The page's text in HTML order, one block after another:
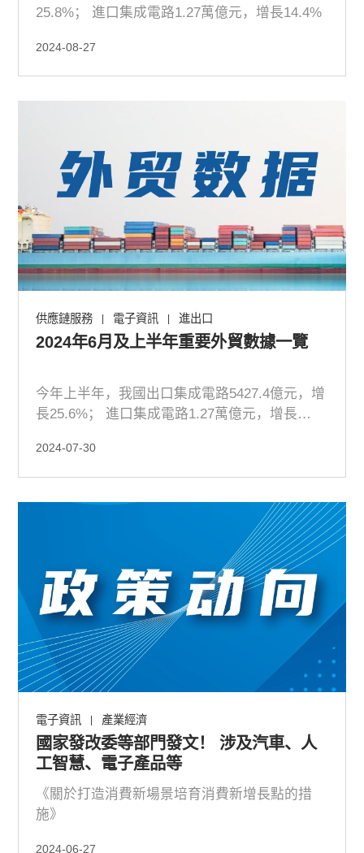
25.8%； 進口集成電路1.27萬億元，增長14.4%
2024-08-27
供應鏈服務 | 電子資訊 | 進出口
2024年6月及上半年重要外貿數據一覽
今年上半年，我國出口集成電路5427.4億元，增
長25.6%； 進口集成電路1.27萬億元，增長
2024-07-30
電子資訊 | 產業經濟
國家發改委等部門發文！ 涉及汽車、人
工智慧、電子產品等
《關於打造消費新場景培育消費新增長點的措
施》
2024-06-27